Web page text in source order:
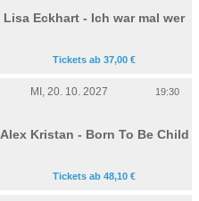
Lisa Eckhart - Ich war mal wer
Tickets ab 37,00 €
MI, 20. 10. 2027 19:30
Alex Kristan - Born To Be Child
Tickets ab 48,10 €